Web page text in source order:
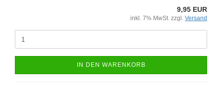
9,95 EUR
inkl. 7% MwSt. zzgl. Versand
IN DEN WARENKORB